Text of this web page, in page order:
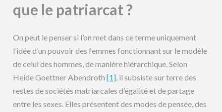
que le patriarcat ?
On peut le penser si l’on met dans ce terme uniquement
l’idée d’un pouvoir des femmes fonctionnant sur le modèle
de celui des hommes, de manière hiérarchique. Selon
Heide Goettner Abendroth[1], il subsiste sur terre des
restes de sociétés matriarcales d’égalité et de partage
entre les sexes. Elles présentent des modes de pensée, des